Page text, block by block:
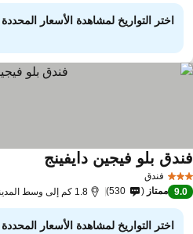
اختر التواريخ لمشاهدة الأسعار المحددة
فندق
بلو فيجين دايفينج
9.0 ممتاز 530 1.8 كم إلى وسط المدينة
اختر التواريخ لمشاهدة الأسعار المحددة